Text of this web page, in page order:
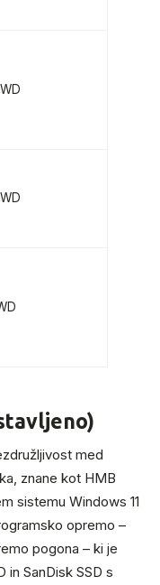
med
znane kot HMB
sistemu Windows 11
opremo –
pogona – ki je
in SanDisk SSD s